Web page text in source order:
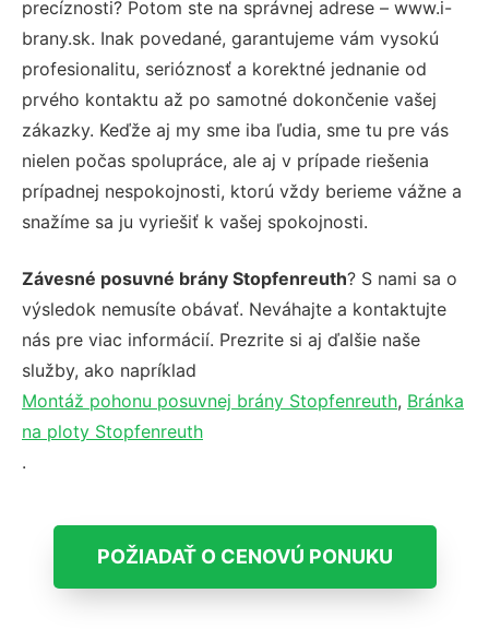
precíznosti? Potom ste na správnej adrese – www.i-
brany.sk. Inak povedané, garantujeme vám vysokú
profesionalitu, serióznosť a korektné jednanie od
prvého kontaktu až po samotné dokončenie vašej
zákazky. Keďže aj my sme iba ľudia, sme tu pre vás
nielen počas spolupráce, ale aj v prípade riešenia
prípadnej nespokojnosti, ktorú vždy berieme vážne a
snažíme sa ju vyriešiť k vašej spokojnosti.
Závesné posuvné brány Stopfenreuth? S nami sa o
výsledok nemusíte obávať. Neváhajte a kontaktujte
nás pre viac informácií. Prezrite si aj ďalšie naše
služby, ako napríklad
Montáž pohonu posuvnej brány Stopfenreuth, Bránka
na ploty Stopfenreuth
.
POŽIADAŤ O CENOVÚ PONUKU